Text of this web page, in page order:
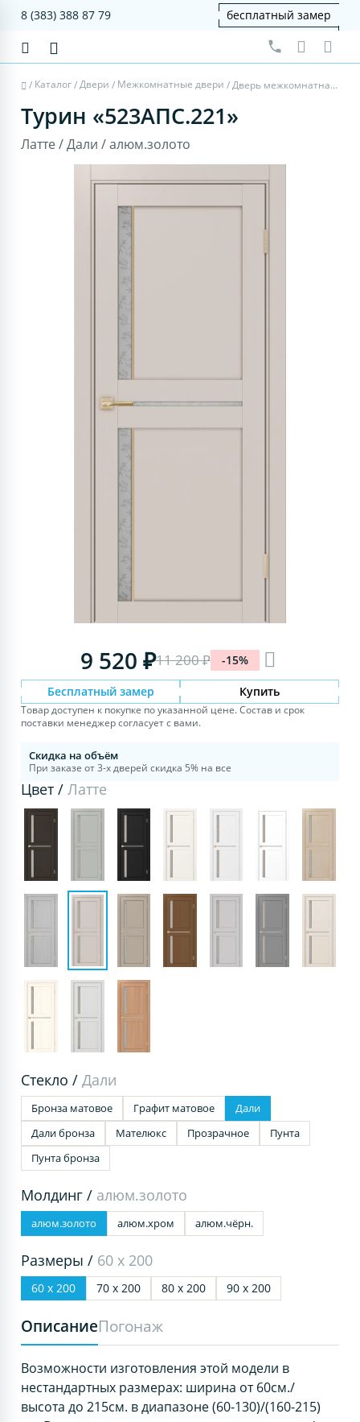
8 (383) 388 87 79 бесплатный замер
/ Каталог/Двери / Межкомнатные двери / Дверь межкомнатная Турин 523АПС.221 - латте, дали, алюм.золото
Турин «523АПС.221»
Латте / Дали / алюм.золото
9 520 ₽11 200 ₽ -15%
Бесплатный замер Купить
Товар доступен к покупке по указанной цене. Состав и срок
поставки менеджер согласует с вами.
Скидка на объём
При заказе от 3-х дверей скидка 5% на все
Цвет /Латте
Стекло /Дали
Бронза матовое Графит матовое
Дали
Дали бронза
Мателюкс Прозрачное
Пунта
Пунта бронза
Молдинг / алюм.золото
алюм.золото алюм.хром алюм.чёрн.
Размеры / 60 х 200
60 х 200 70 х 200 80 х 200 90 х 200
ОписаниеПогонаж
Возможности изготовления этой модели в
нестандартных размерах: ширина от 60см./
высота до 215см. в диапазоне (60-130)/(160-215)